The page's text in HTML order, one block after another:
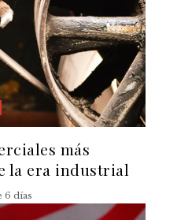
más
la era industrial
6 días